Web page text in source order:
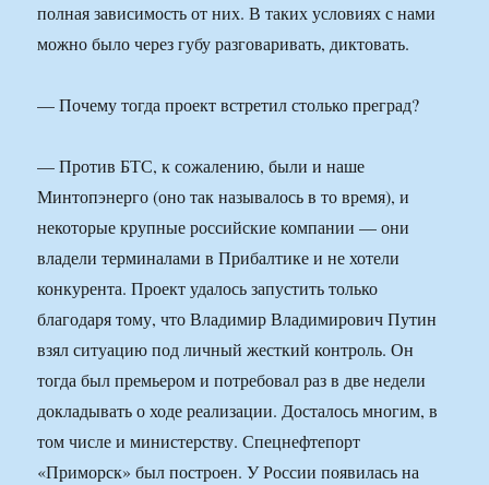
полная зависимость от них. В таких условиях с нами
можно было через губу разговаривать, диктовать.
— Почему тогда проект встретил столько преград?
— Против БТС, к сожалению, были и наше
Минтопэнерго (оно так называлось в то время), и
некоторые крупные российские компании — они
владели терминалами в Прибалтике и не хотели
конкурента. Проект удалось запустить только
благодаря тому, что Владимир Владимирович Путин
взял ситуацию под личный жесткий контроль. Он
тогда был премьером и потребовал раз в две недели
докладывать о ходе реализации. Досталось многим, в
том числе и министерству. Спецнефтепорт
«Приморск» был построен. У России появилась на